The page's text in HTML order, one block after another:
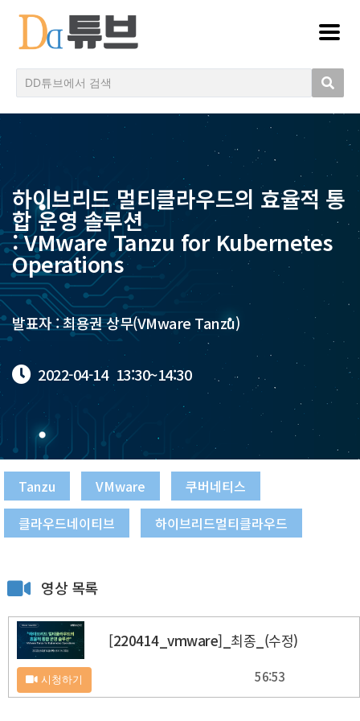
하이브리드 멀티클라우드의 효율적 통
합 운영 솔루션
: VMware Tanzu for Kubernetes
Operations
발표자 : 최용권 상무(VMware Tanzu)
2022-04-14 13:30~14:30
Tanzu VMware
쿠버네티스
클라우드네이티브
하이브리드멀티클라우드
영상 목록
[220414_vmware]_최종_(수정)
시청하기 56:53